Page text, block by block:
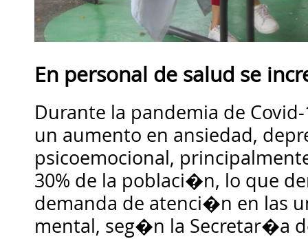
En personal de salud se
Durante la pandemia de
un aumento en ansiedad,
psicoemocional,
30% de la poblaci�n, lo que
demanda de atenci�n en las
mental, seg�n la Secretar�a